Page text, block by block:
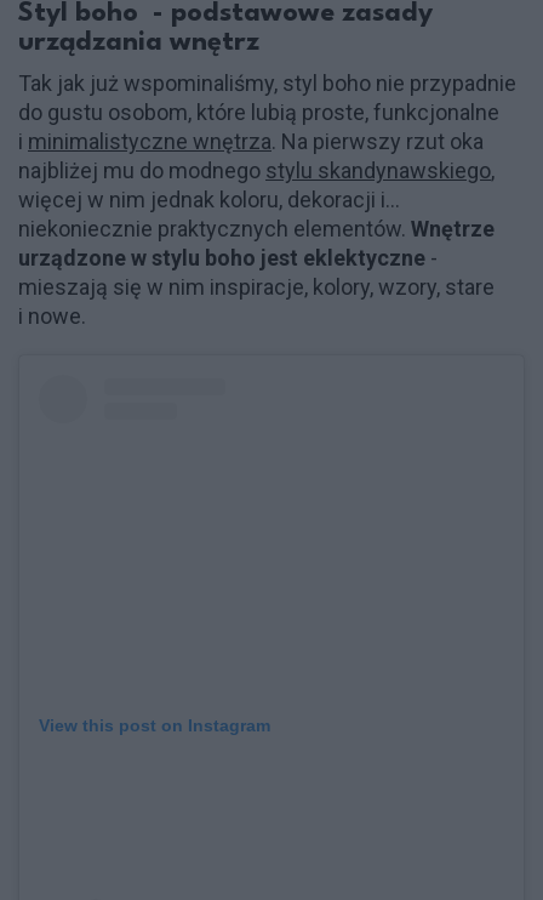
Styl boho - podstawowe zasady
urządzania wnętrz
Tak jak już wspominaliśmy, styl boho nie przypadnie
do gustu osobom, które lubią proste, funkcjonalne
i minimalistyczne wnętrza. Na pierwszy rzut oka
najbliżej mu do modnego stylu skandynawskiego,
więcej w nim jednak koloru, dekoracji i...
niekoniecznie praktycznych elementów. Wnętrze
urządzone w stylu boho jest eklektyczne -
mieszają się w nim inspiracje, kolory, wzory, stare
i nowe.
View this post on Instagram